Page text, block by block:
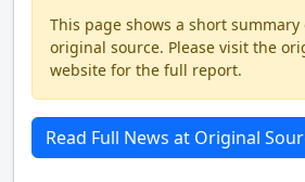
This page shows a short
original source. Please visit the
website for the full report.
Read Full News at Original